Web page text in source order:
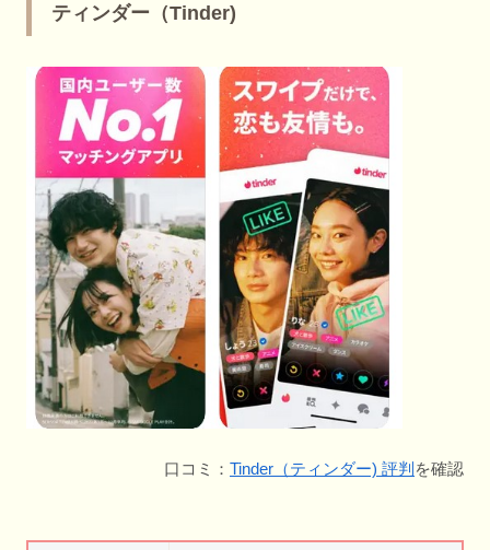
ティンダー（Tinder)
口コミ： Tinder（ティンダー) 評判 を確認